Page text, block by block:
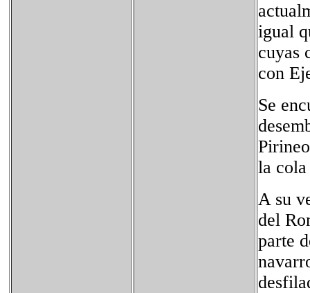
igual
cuyas
con
Se
la cola
A su
del
parte